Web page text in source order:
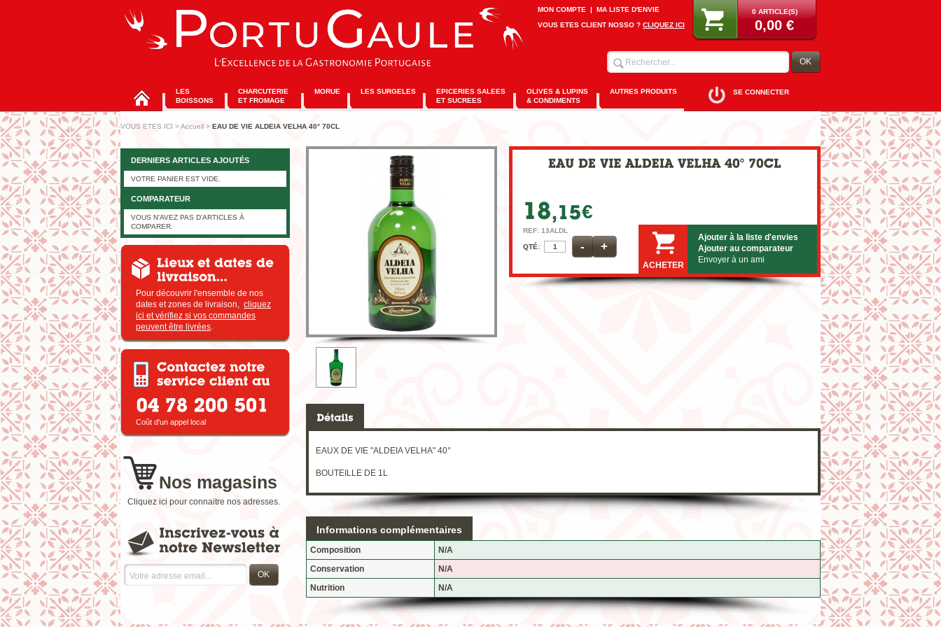
0 ARTICLE(S)
0,00 €
MON COMPTE | MA LISTE D'ENVIE
VOUS ETES CLIENT NOSSO ? CLIQUEZ ICI
OK
LES
BOISSONS
CHARCUTERIE
ET FROMAGE
MORUE LES SURGELES
EPICERIES SALEES
ET SUCREES
OLIVES & LUPINS
& CONDIMENTS
AUTRES PRODUITS SE CONNECTER
VOUS ETES ICI >Accueil > EAU DE VIE ALDEIA VELHA 40° 70CL
€
REF: 13ALDL
QTÉ: - +
ACHETER
Ajouter à la liste d'envies
Ajouter au comparateur
Envoyer à un ami
EAUX DE VIE "ALDEIA VELHA" 40°
BOUTEILLE DE 1L
Informations complémentaires
Composition
N/A
Conservation
N/A
Nutrition
N/A
DERNIERS ARTICLES AJOUTÉS
VOTRE PANIER EST VIDE.
COMPARATEUR
VOUS N'AVEZ PAS D'ARTICLES À
COMPARER.
Pour découvrir l'ensemble de nos
dates et zones de livraison, cliquez
ici et vérifiez si vos commandes
peuvent être livrées.
Coût d'un appel local
Nos magasins
Cliquez ici pour connaitre nos adresses.
OK